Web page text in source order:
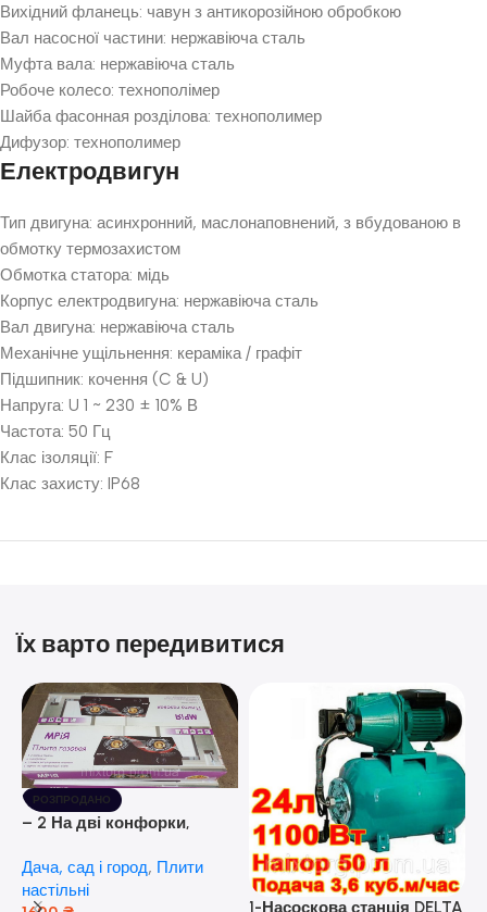
Вихідний фланець: чавун з антикорозійною обробкою
Вал насосної частини: нержавіюча сталь
Муфта вала: нержавіюча сталь
Робоче колесо: технополімер
Шайба фасонная розділова: технополимер
Дифузор: технополимер
Електродвигун
Тип двигуна: асинхронний, маслонаповнений, з вбудованою в
обмотку термозахистом
Обмотка статора: мідь
Корпус електродвигуна: нержавіюча сталь
Вал двигуна: нержавіюча сталь
Механічне ущільнення: кераміка / графіт
Підшипник: кочення (C & U)
Напруга: U 1 ~ 230 ± 10% В
Частота: 50 Гц
Клас ізоляції: F
Клас захисту: IP68
Їх варто передивитися
РОЗПРОДАНО
– 2 На дві конфорки,
розпалюванням.
Дача, сад і город, Плити
настільні
1-Насоскова станція DELTA